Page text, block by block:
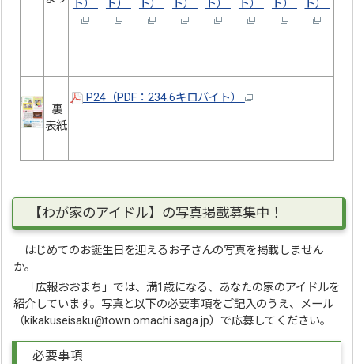
ト）
ト）
ト）
ト）
ト）
ト）
ト）
ト）
裏
表紙
P24（PDF：234.6キロバイト）
【わが家のアイドル】の写真掲載募集中！
はじめてのお誕生日を迎えるお子さんの写真を掲載しません
か。
「広報おおまち」では、満1歳になる、あなたの家のアイドルを
紹介しています。写真と以下の必要事項をご記入のうえ、メール
（kikakuseisaku@town.omachi.saga.jp）で応募してください。
必要事項